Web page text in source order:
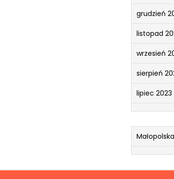
grudzień
listopad
wrzesień
sierpień
lipiec 2023
Małopolska